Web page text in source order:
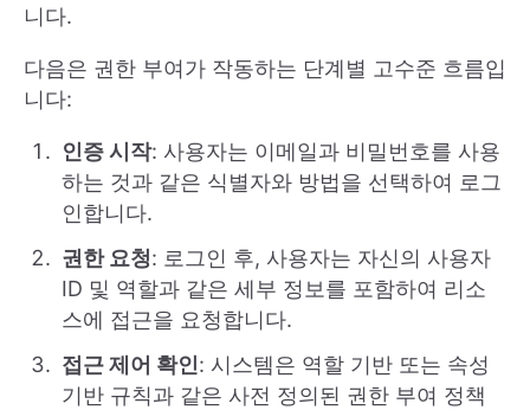
니다.
다음은 권한 부여가 작동하는 단계별 고수준 흐름입
니다:
인증 시작: 사용자는 이메일과 비밀번호를 사용
하는 것과 같은 식별자와 방법을 선택하여 로그
인합니다.
권한 요청: 로그인 후, 사용자는 자신의 사용자
ID 및 역할과 같은 세부 정보를 포함하여 리소
스에 접근을 요청합니다.
접근 제어 확인: 시스템은 역할 기반 또는 속성
기반 규칙과 같은 사전 정의된 권한 부여 정책